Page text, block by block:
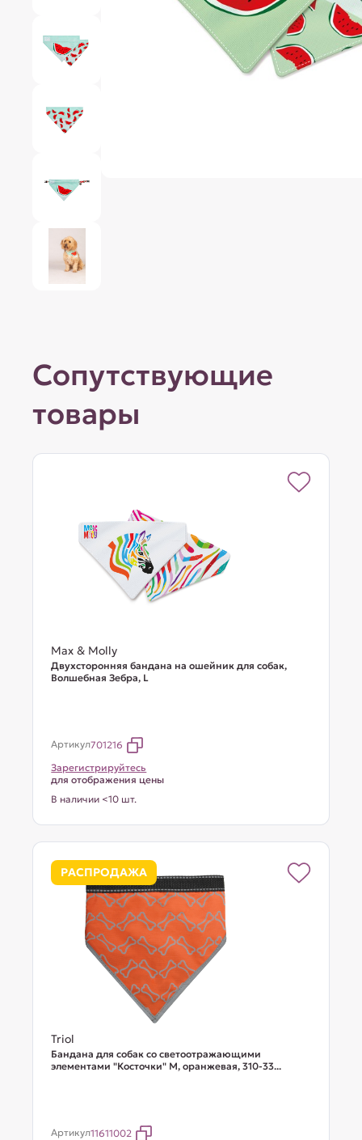
Сопутствующие
товары
Max & Molly
Двухсторонняя бандана на ошейник для собак,
Волшебная Зебра, L
Артикул701216
Зарегистрируйтесь
для отображения цены
В наличии <10 шт.
РАСПРОДАЖА
Triol
Бандана для собак со светоотражающими
элементами "Косточки" M, оранжевая, 310-33...
Артикул11611002